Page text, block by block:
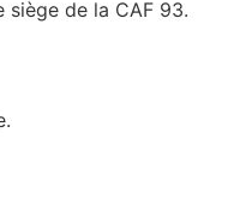
siège de la CAF 93.